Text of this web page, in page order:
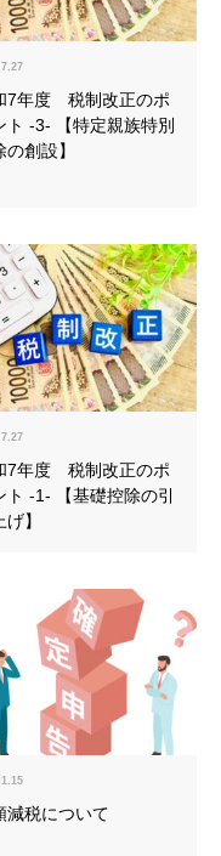
7年度 税制改正のポ
ト -3- 【特定親族特別
の創設】
7年度 税制改正のポ
ト -1- 【基礎控除の引
げ】
減税について